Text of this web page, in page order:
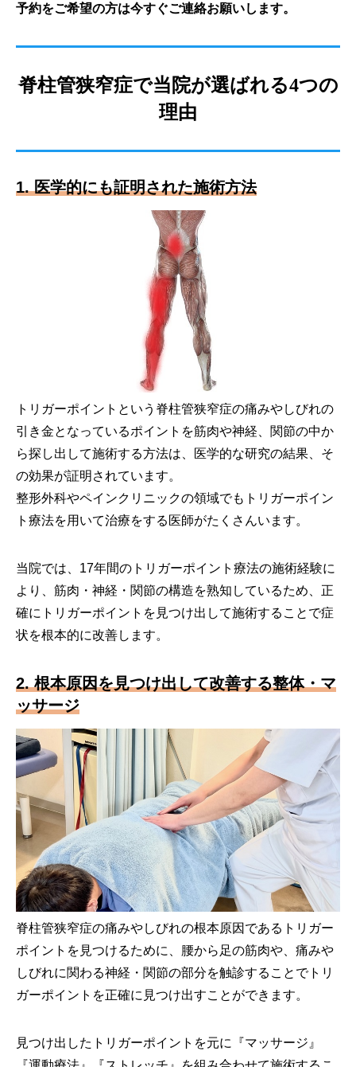
予約をご希望の方は今すぐご連絡お願いします。
脊柱管狭窄症で当院が選ばれる4つの
理由
1. 医学的にも証明された施術方法
トリガーポイントという脊柱管狭窄症の痛みやしびれの
引き金となっているポイントを筋肉や神経、関節の中か
ら探し出して施術する方法は、医学的な研究の結果、そ
の効果が証明されています。
整形外科やペインクリニックの領域でもトリガーポイン
ト療法を用いて治療をする医師がたくさんいます。
当院では、17年間のトリガーポイント療法の施術経験に
より、筋肉・神経・関節の構造を熟知しているため、正
確にトリガーポイントを見つけ出して施術することで症
状を根本的に改善します。
2. 根本原因を見つけ出して改善する整体・マ
ッサージ
脊柱管狭窄症の痛みやしびれの根本原因であるトリガー
ポイントを見つけるために、腰から足の筋肉や、痛みや
しびれに関わる神経・関節の部分を触診することでトリ
ガーポイントを正確に見つけ出すことができます。
見つけ出したトリガーポイントを元に『マッサージ』